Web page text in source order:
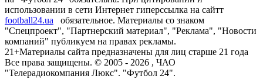
использовании в сети Интернет гиперссылка на сайтт
football24.ua
обязательное. Материалы со знаком
"Спецпроект", "Партнерский материал", "Реклама", "Новости
компаний" публикуем на правах рекламы.
21+Материалы сайта предназначены для лиц старше 21 года
Все права защищены. © 2005 - 2026 , ЧАО
"Телерадиокомпания Люкс". "Футбол 24".